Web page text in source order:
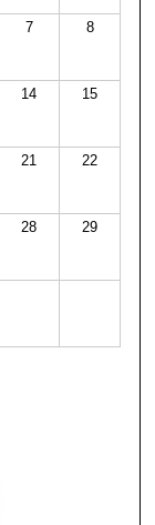
7 8
14 15
21 22
28 29